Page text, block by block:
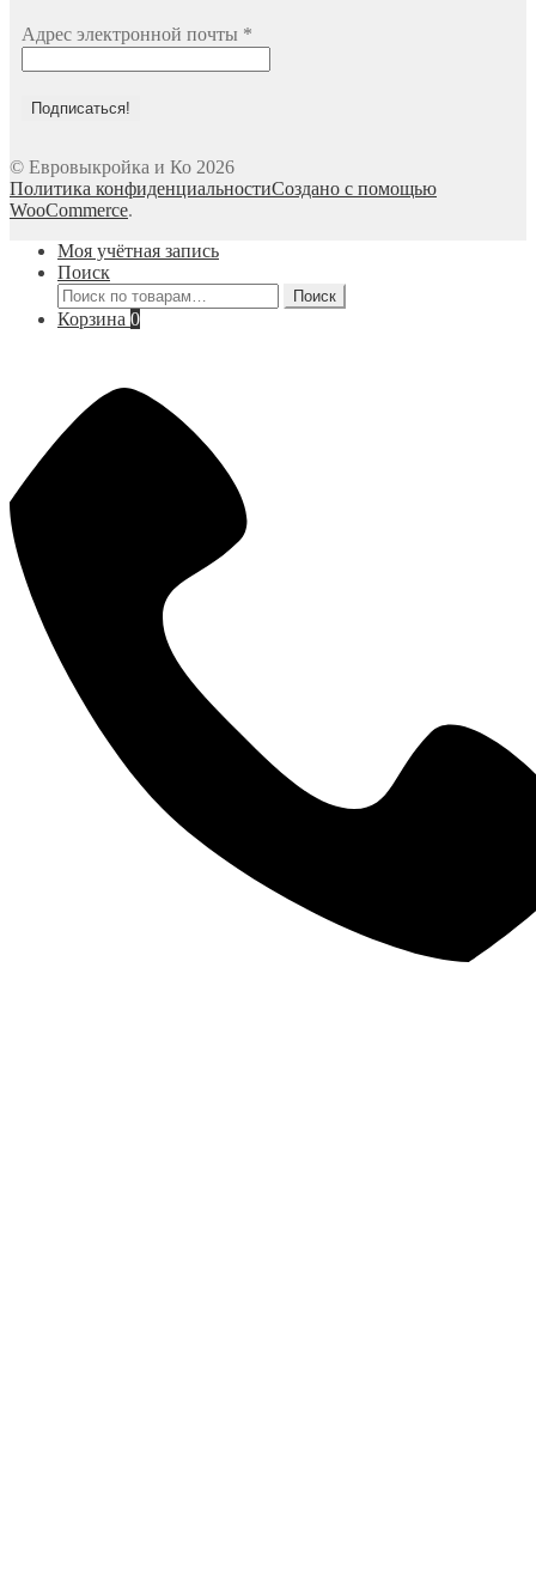
Адрес электронной почты *
© Евровыкройка и Ко 2026
Политика конфиденциальностиСоздано с помощью
WooCommerce.
Моя учётная запись
Поиск
Искать:
Поиск
Корзина 0